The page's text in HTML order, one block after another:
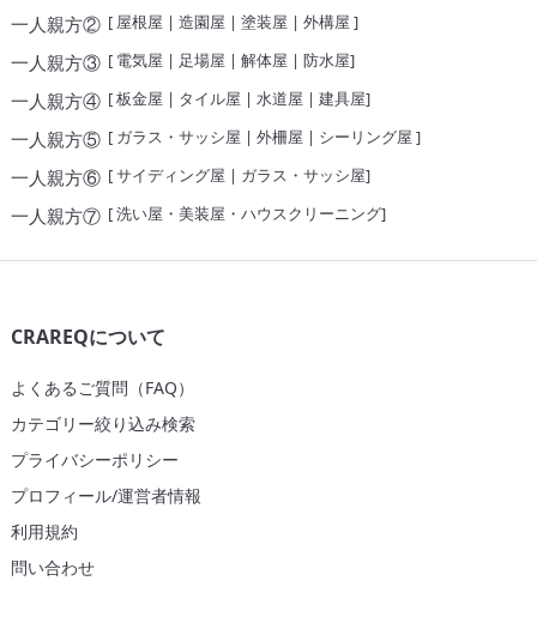
一人親方②[ 屋根屋 | 造園屋 | 塗装屋 | 外構屋 ]
一人親方③[ 電気屋 | 足場屋 | 解体屋 | 防水屋]
一人親方④[板金屋 | タイル屋 | 水道屋 | 建具屋]
一人親方⑤[ ガラス・サッシ屋 | 外柵屋 | シーリング屋 ]
一人親方⑥[サイディング屋 | ガラス・サッシ屋]
一人親方⑦[洗い屋・美装屋・ハウスクリーニング]
CRAREQについて
よくあるご質問（FAQ）
カテゴリー絞り込み検索
プライバシーポリシー
プロフィール/運営者情報
利用規約
問い合わせ